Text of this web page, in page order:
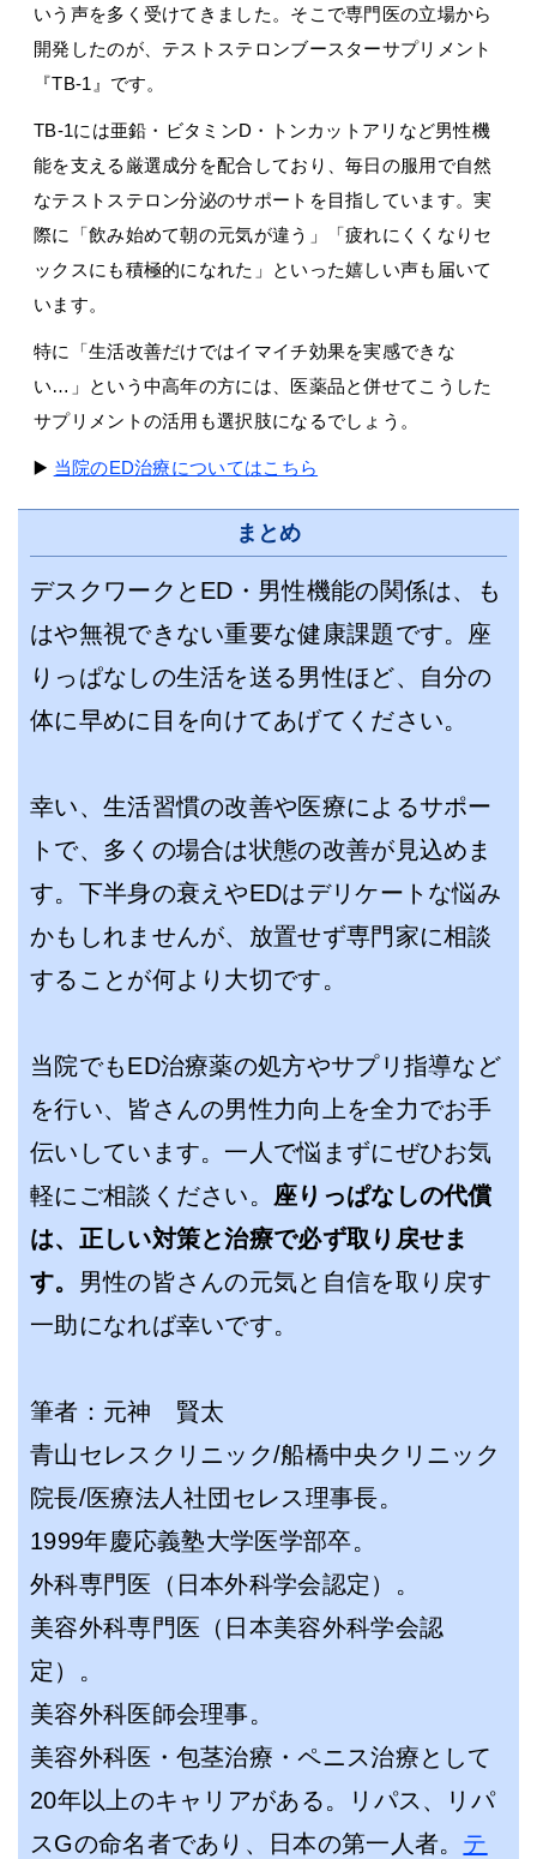
いう声を多く受けてきました。そこで専門医の立場から
開発したのが、テストステロンブースターサプリメント
『TB-1』です。
TB-1には亜鉛・ビタミンD・トンカットアリなど男性機
能を支える厳選成分を配合しており、毎日の服用で自然
なテストステロン分泌のサポートを目指しています。実
際に「飲み始めて朝の元気が違う」「疲れにくくなりセ
ックスにも積極的になれた」といった嬉しい声も届いて
います。
特に「生活改善だけではイマイチ効果を実感できな
い…」という中高年の方には、医薬品と併せてこうした
サプリメントの活用も選択肢になるでしょう。
▶️ 当院のED治療についてはこちら
まとめ
デスクワークとED・男性機能の関係は、も
はや無視できない重要な健康課題です。座
りっぱなしの生活を送る男性ほど、自分の
体に早めに目を向けてあげてください。
幸い、生活習慣の改善や医療によるサポー
トで、多くの場合は状態の改善が見込めま
す。下半身の衰えやEDはデリケートな悩み
かもしれませんが、放置せず専門家に相談
することが何より大切です。
当院でもED治療薬の処方やサプリ指導など
を行い、皆さんの男性力向上を全力でお手
伝いしています。一人で悩まずにぜひお気
軽にご相談ください。 座りっぱなしの代償
は、正しい対策と治療で必ず取り戻せま
す。
男性の皆さんの元気と自信を取り戻す
一助になれば幸いです。
筆者：元神 賢太
青山セレスクリニック/船橋中央クリニック
院長/医療法人社団セレス理事長。
1999年慶応義塾大学医学部卒。
外科専門医（日本外科学会認定）。
美容外科専門医（日本美容外科学会認
定）。
美容外科医師会理事。
美容外科医・包茎治療・ペニス治療として
20年以上のキャリアがある。リパス、リパ
スGの命名者であり、日本の第一人者。 テ